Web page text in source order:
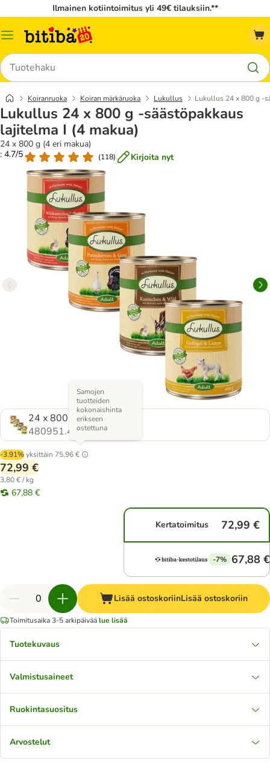
Ilmainen kotiintoimitus yli 49€ tilauksiin.**
Katalogivalikko
Hae
Koiranruoka Koiran märkäruoka Lukullus Lukullus 24 x 800 g -
Lukullus 24 x 800 g -säästöpakkaus
lajitelma I (4 makua)
24 x 800 g (4 eri makua)
: 4.7/5
(118) Kirjoita nyt
24 x 800 g (4 eri makua)
480951.4
-3.91%yksittäin 75,96 €
Samojen
tuotteiden
kokonaishinta
erikseen
ostettuna
72,99 €
3,80 € / kg
67,88 €
Kertatoimitus 72,99 €
-7% 67,88 €
Lisää ostoskoriinLisää ostoskoriin
Toimitusaika 3-5 arkipäiväälue lisää
Tuotekuvaus
Valmistusaineet
Ruokintasuositus
Arvostelut